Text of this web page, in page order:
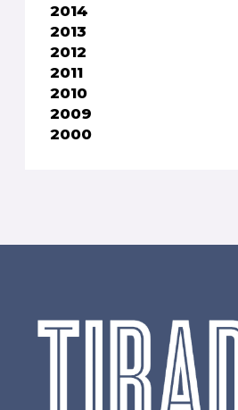
2014
2013
2012
2011
2010
2009
2000